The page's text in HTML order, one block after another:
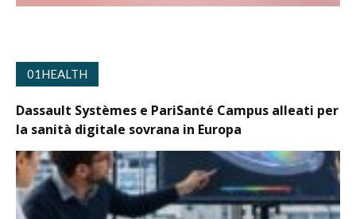
01HEALTH
Dassault Systèmes e PariSanté Campus alleati per
la sanità digitale sovrana in Europa